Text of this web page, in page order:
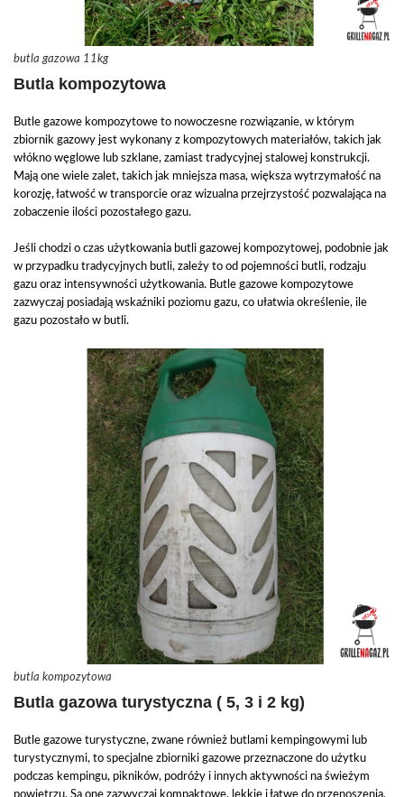
butla gazowa 11kg
Butla kompozytowa
Butle gazowe kompozytowe to nowoczesne rozwiązanie, w którym
zbiornik gazowy jest wykonany z kompozytowych materiałów, takich jak
włókno węglowe lub szklane, zamiast tradycyjnej stalowej konstrukcji.
Mają one wiele zalet, takich jak mniejsza masa, większa wytrzymałość na
korozję, łatwość w transporcie oraz wizualna przejrzystość pozwalająca na
zobaczenie ilości pozostałego gazu.
Jeśli chodzi o czas użytkowania butli gazowej kompozytowej, podobnie jak
w przypadku tradycyjnych butli, zależy to od pojemności butli, rodzaju
gazu oraz intensywności użytkowania. Butle gazowe kompozytowe
zazwyczaj posiadają wskaźniki poziomu gazu, co ułatwia określenie, ile
gazu pozostało w butli.
butla kompozytowa
Butla gazowa turystyczna ( 5, 3 i 2 kg)
Butle gazowe turystyczne, zwane również butlami kempingowymi lub
turystycznymi, to specjalne zbiorniki gazowe przeznaczone do użytku
podczas kempingu, pikników, podróży i innych aktywności na świeżym